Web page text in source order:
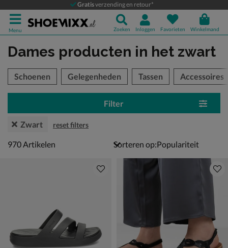
Gratisverzending en retour*
Menu Zoeken Inloggen Favorieten Winkelmand
Dames producten in het zwart
over
Schoenen Gelegenheden Tassen Accessoires
Filter
Zwart reset filters
970 artikelen
970Artikelen Sorteren op: